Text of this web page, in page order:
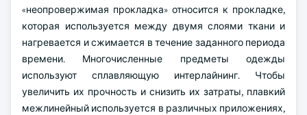
«неопровержимая прокладка» относится к прокладке,
которая используется между двумя слоями ткани и
нагревается и сжимается в течение заданного периода
времени. Многочисленные предметы одежды
используют сплавляющую интерлайнинг. Чтобы
увеличить их прочность и снизить их затраты, плавкий
межлинейный используется в различных приложениях,